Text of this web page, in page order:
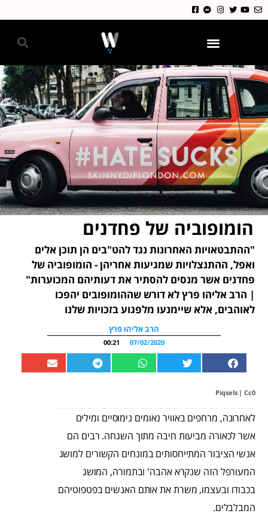
הומופוביה של פחדנים
"ההתבטאויות האחרונות נגד להט"בים הן תוכן אלים
ואפל, ההתנצלויות שמגיעות אחריהן - הומופוביה של
פחדנים אשר מנסים להסתיר את דעותיהם המכוערות"
| הרב אליהו פרץ לא דורש שההומופובים יהפכו
לאוהבים, אלא שיימנעו מלפגוע בזכויות שלנו
הרב אליהו פרץ
07/02/2020
00:21
Piqsels|Cc0
לאחרונה, מרחפים באוויר נאומים נימוסיים ומילים
אשר לכאורה מביעות חיבה מתוך השגחה. רבים הם
אנשי הציבור המתייחסותים במונחים הקשורים למושג
המעורפל הזה שנקרא אהבה' ובתמורה, המושג
בכבודו ובעצמו, משרת את אותם האנשים בפטפוטיהם
המבלבלים.